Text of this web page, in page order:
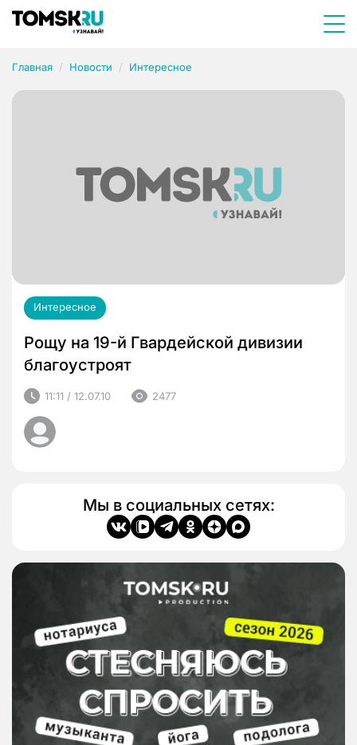
Главная Новости Интересное
Интересное
Рощу на 19-й Гвардейской дивизии
благоустроят
11:11 / 12.07.10 2477
Мы в социальных сетях: